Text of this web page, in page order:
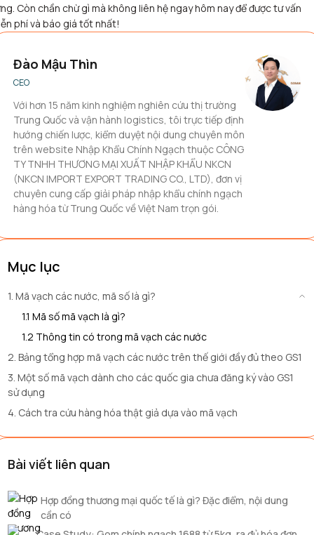
Còn chần chừ gì mà không liên hệ ngay hôm nay để được tư vấn
phí và báo giá tốt nhất!
Đào Mậu Thìn
CEO
Với hơn 15 năm kinh nghiệm nghiên cứu thị trường
Trung Quốc và vận hành logistics, tôi trực tiếp định
hướng chiến lược, kiểm duyệt nội dung chuyên môn
trên website Nhập Khẩu Chính Ngạch thuộc CÔNG
TY TNHH THƯƠNG MẠI XUẤT NHẬP KHẨU NKCN
(NKCN IMPORT EXPORT TRADING CO., LTD), đơn vị
chuyên cung cấp giải pháp nhập khẩu chính ngạch
hàng hóa từ Trung Quốc về Việt Nam trọn gói.
Mục lục
1. Mã vạch các nước, mã số là gì?
1.1 Mã số mã vạch là gì?
1.2 Thông tin có trong mã vạch các nước
2. Bảng tổng hợp mã vạch các nước trên thế giới đầy đủ theo GS1
3. Một số mã vạch dành cho các quốc gia chưa đăng ký vào GS1
sử dụng
4. Cách tra cứu hàng hóa thật giả dựa vào mã vạch
Bài viết liên quan
Hợp đồng thương mại quốc tế là gì? Đặc điểm, nội dung
cần có